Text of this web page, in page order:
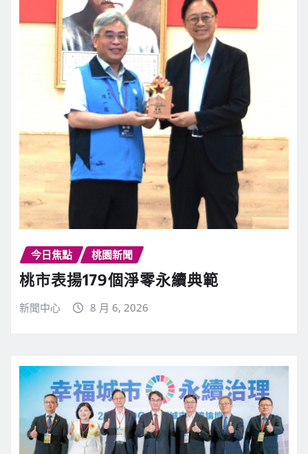
今日焦點 桃園新聞
桃市表揚179個淨零永續典範
新聞中心 8 月 6, 2026